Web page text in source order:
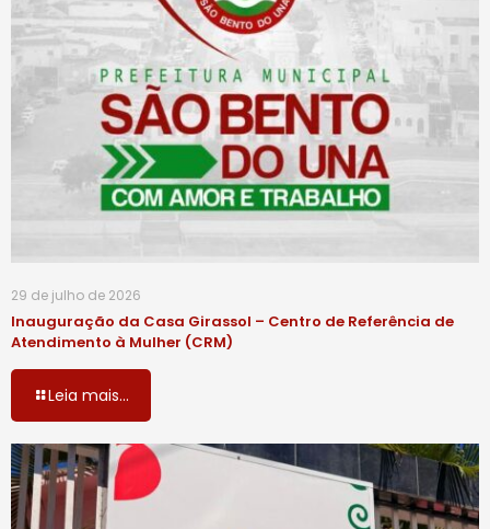
29 de julho de 2026
Inauguração da Casa Girassol – Centro de Referência de
Atendimento à Mulher (CRM)
Leia mais...